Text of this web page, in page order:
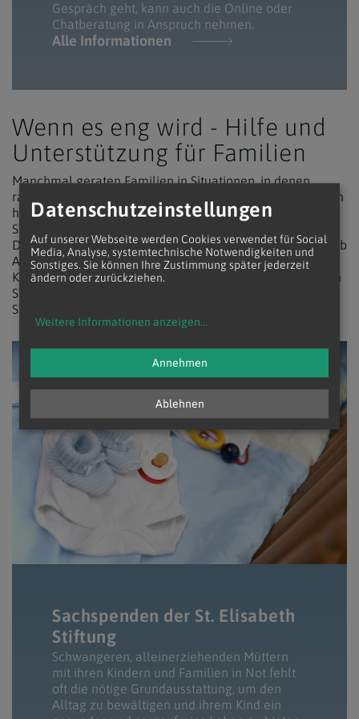
Gespräch geht, kann auch die Online oder
Chatberatung in Anspruch nehmen.
Alle Informationen
Wenn es eng wird - Hilfe und
Unterstützung für Familien
Manchmal geraten Familien in Situationen, in denen
rasche und praktische Unterstützung nötig ist. Damit Sie in
herausfordernden Lebenslagen nicht allein sind, finden
Sie hier eine Übersicht von Organisationen und
Dienststellen, die konkrete Hilfsangebote bereitstellen. Ob
Alltagsentlastung, finanzielle Unterstützung,
Krisenintervention oder begleitende Hilfe – die folgenden
Stellen bieten gezielte Unterstützung, um Ihre familiäre
Situation nachhaltig zu entlasten.
Sachspenden der St. Elisabeth
Stiftung
Schwangeren, alleinerziehenden Müttern
mit ihren Kindern und Familien in Not fehlt
oft die nötige Grundausstattung, um den
Alltag zu bewältigen und ihrem Kind ein
Datenschutzeinstellungen
Auf unserer Webseite werden Cookies verwendet für Social
Media, Analyse, systemtechnische Notwendigkeiten und
Sonstiges. Sie können Ihre Zustimmung später jederzeit
ändern oder zurückziehen.
Weitere Informationen anzeigen...
Ablehnen
Annehmen